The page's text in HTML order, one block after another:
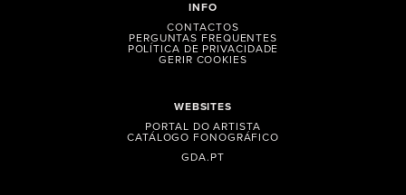
WEBSITES
PORTAL DO ARTISTA
CATÁLOGO FONOGRÁFICO
GDA.PT
INFO
CONTACTOS
PERGUNTAS FREQUENTES
POLÍTICA DE PRIVACIDADE
GERIR COOKIES